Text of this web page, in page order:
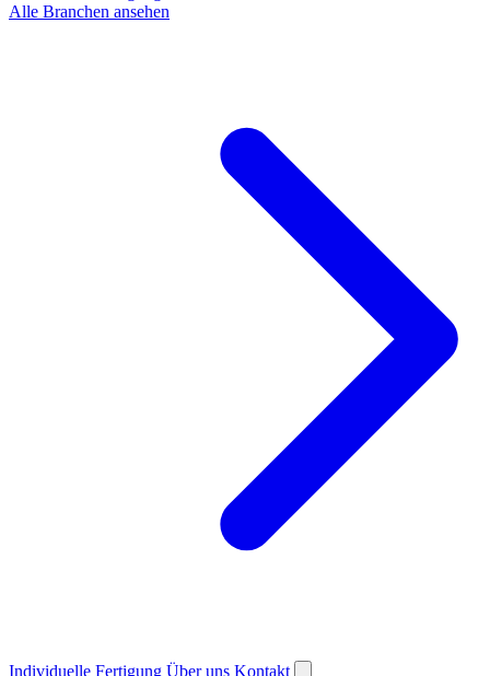
Alle Branchen ansehen
Individuelle Fertigung Über uns Kontakt